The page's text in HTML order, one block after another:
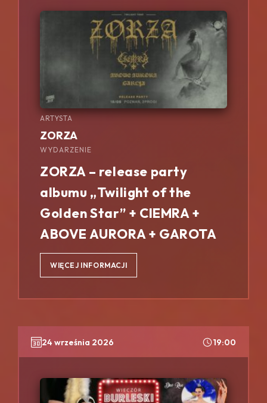
ARTYSTA
ZORZA
WYDARZENIE
ZORZA – release party
albumu „Twilight of the
Golden Star” + CIEMRA +
ABOVE AURORA + GAROTA
WIĘCEJ INFORMACJI
24 września 2026 19:00